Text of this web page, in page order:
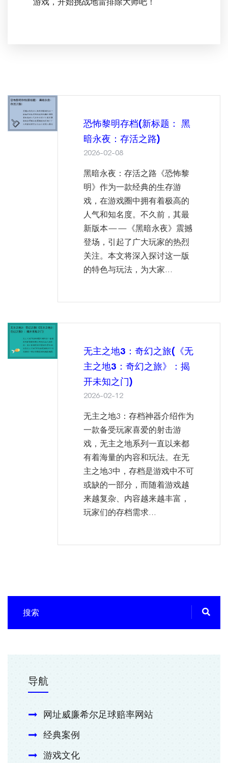
恐怖黎明存档(新标题： 黑
暗永夜：存活之路)
2026-02-08
黑暗永夜：存活之路《恐怖黎
明》作为一款经典的生存游
戏，在游戏圈中拥有着极高的
人气和知名度。不久前，其最
新版本——《黑暗永夜》震撼
登场，引起了广大玩家的热烈
关注。本文将深入探讨这一版
的特色与玩法，为大家...
无主之地3：奇幻之旅(《无
主之地3：奇幻之旅》：揭
开未知之门)
2026-02-12
无主之地3：存档神器介绍作为
一款备受玩家喜爱的射击游
戏，无主之地系列一直以来都
有着海量的内容和玩法。在无
主之地3中，存档是游戏中不可
或缺的一部分，而随着游戏越
来越复杂、内容越来越丰富，
玩家们的存档需求...
导航
网址威廉希尔足球赔率网站
经典案例
游戏文化